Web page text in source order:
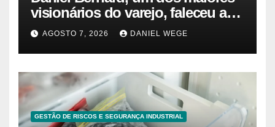
visionários do varejo, faleceu aos
80 anos – Sincovaga Notícias
AGOSTO 7, 2026 DANIEL WEGE
GESTÃO DE RISCOS E SEGURANÇA INDUSTRIAL